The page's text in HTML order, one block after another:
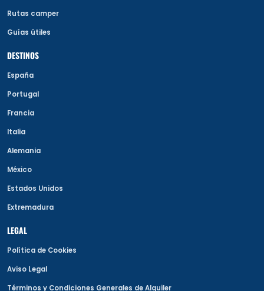
Rutas camper
Guías útiles
DESTINOS
España
Portugal
Francia
Italia
Alemania
México
Estados Unidos
Extremadura
LEGAL
Política de Cookies
Aviso Legal
Términos y Condiciones Generales de Alquiler